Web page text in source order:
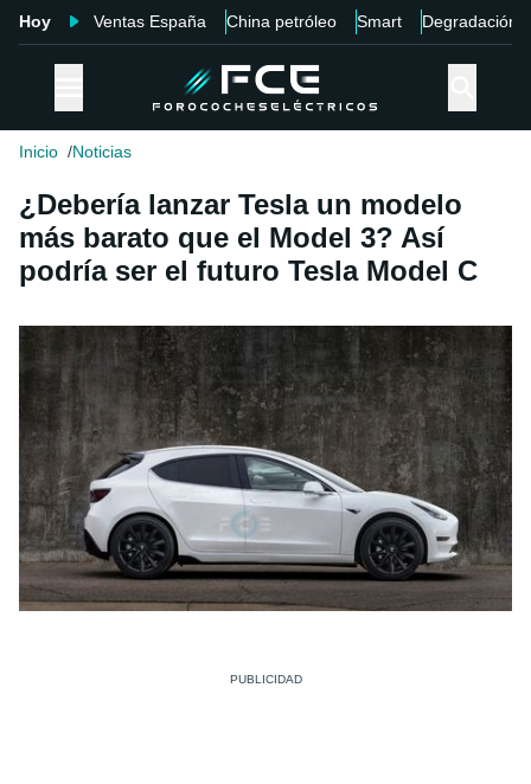
Hoy Ventas España China petróleo Smart Degradación
Inicio Noticias
¿Debería lanzar Tesla un modelo
más barato que el Model 3? Así
podría ser el futuro Tesla Model C